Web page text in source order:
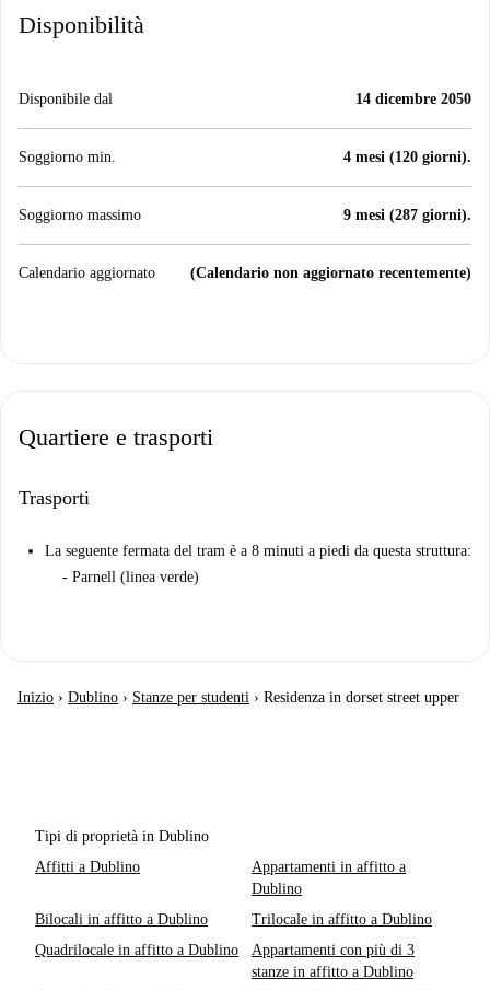
Disponibilità
Disponibile dal 14 dicembre 2050
Soggiorno min. 4 mesi (120 giorni).
Soggiorno massimo 9 mesi (287 giorni).
Calendario aggiornato (Calendario non aggiornato recentemente)
Quartiere e trasporti
Trasporti
La seguente fermata del tram è a 8 minuti a piedi da questa struttura:
- Parnell (linea verde)
Inizio › Dublino › Stanze per studenti › Residenza in dorset street upper
Tipi di proprietà in Dublino
Affitti a Dublino
Appartamenti in affitto a
Dublino
Bilocali in affitto a Dublino
Trilocale in affitto a Dublino
Quadrilocale in affitto a Dublino
Appartamenti con più di 3
stanze in affitto a Dublino